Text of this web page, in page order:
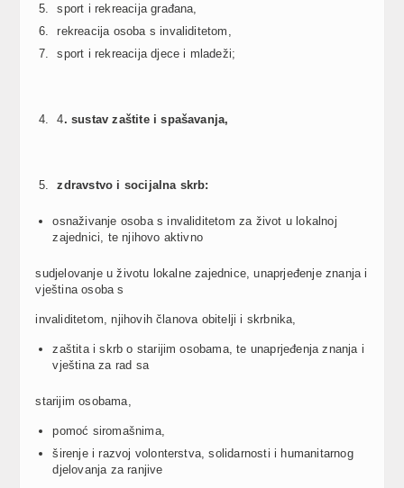
sport i rekreacija građana,
rekreacija osoba s invaliditetom,
sport i rekreacija djece i mladeži;
4. sustav zaštite i spašavanja,
zdravstvo i socijalna skrb:
osnaživanje osoba s invaliditetom za život u lokalnoj
zajednici, te njihovo aktivno
sudjelovanje u životu lokalne zajednice, unaprjeđenje znanja i
vještina osoba s
invaliditetom, njihovih članova obitelji i skrbnika,
zaštita i skrb o starijim osobama, te unaprjeđenja znanja i
vještina za rad sa
starijim osobama,
pomoć siromašnima,
širenje i razvoj volonterstva, solidarnosti i humanitarnog
djelovanja za ranjive